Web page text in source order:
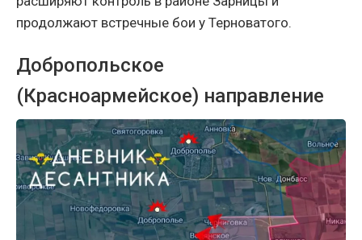
продолжают встречные бои у Терноватого.
Добропольское
(Красноармейское) направление